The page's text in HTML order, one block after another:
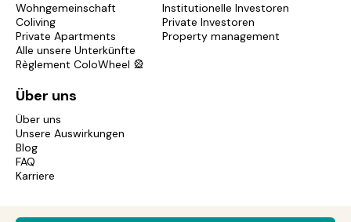
Wohngemeinschaft
Coliving
Private Apartments
Alle unsere Unterkünfte
Règlement ColoWheel 🎡
Institutionelle Investoren
Private Investoren
Property management
Über uns
Über uns
Unsere Auswirkungen
Blog
FAQ
Karriere